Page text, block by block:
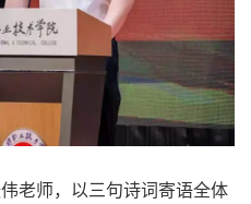
老师，以三句诗词寄语全体